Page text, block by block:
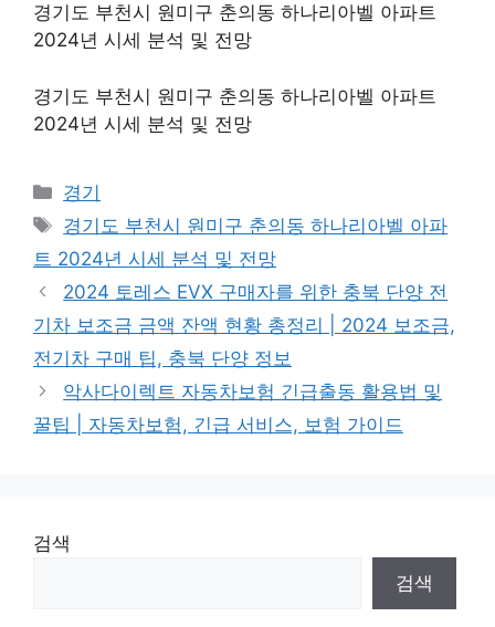
경기도 부천시 원미구 춘의동 하나리아벨 아파트
2024년 시세 분석 및 전망
경기도 부천시 원미구 춘의동 하나리아벨 아파트
2024년 시세 분석 및 전망
Categories
경기
Tags
경기도 부천시 원미구 춘의동 하나리아벨 아파
트 2024년 시세 분석 및 전망
2024 토레스 EVX 구매자를 위한 충북 단양 전
기차 보조금 금액 잔액 현황 총정리 | 2024 보조금,
전기차 구매 팁, 충북 단양 정보
악사다이렉트 자동차보험 긴급출동 활용법 및
꿀팁 | 자동차보험, 긴급 서비스, 보험 가이드
검색
검색